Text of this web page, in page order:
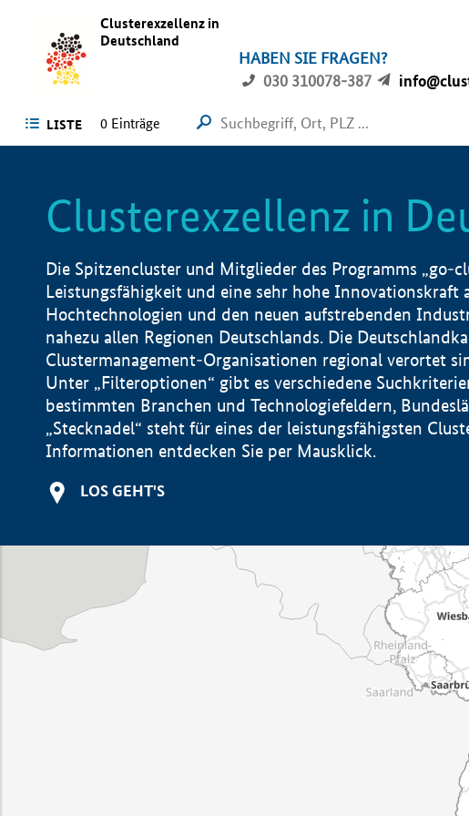
Clusterexzellenz in
Deutschland
HABEN SIE FRAGEN?
030 310078-387
LISTE 0 Einträge
Clusterexzellenz in
Die Spitzencluster und Mitglieder des Programms „go-
Leistungsfähigkeit und eine sehr hohe Innovationskraft
Hochtechnologien und den neuen aufstrebenden
nahezu allen Regionen Deutschlands. Die
Clustermanagement-Organisationen regional verortet
Unter „Filteroptionen“ gibt es verschiedene
bestimmten Branchen und Technologiefeldern,
„Stecknadel“ steht für eines der leistungsfähigsten
Informationen entdecken Sie per Mausklick.
LOS GEHT'S